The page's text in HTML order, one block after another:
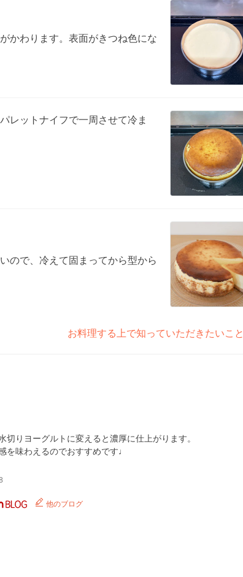
かわります。表面がきつね色にな
レットナイフで一周させて冷ま
ので、冷えて固まってから型から
お料理する上で知っていただきたいこと
切りヨーグルトに変えると濃厚に仕上がります。
を味わえるのでおすすめです♩
他のブログ